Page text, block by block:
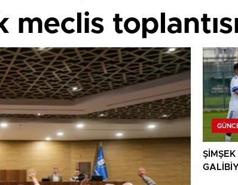
meclis